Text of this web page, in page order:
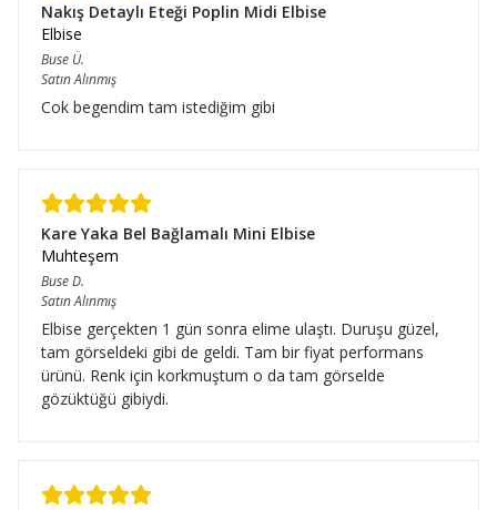
Nakış Detaylı Eteği Poplin Midi Elbise
Elbise
Buse Ü.
Satın Alınmış
Cok begendim tam istediğim gibi
Kare Yaka Bel Bağlamalı Mini Elbise
Muhteşem
BuseD.
Satın Alınmış
Elbise gerçekten 1 gün sonra elime ulaştı. Duruşu güzel,
tam görseldeki gibi de geldi. Tam bir fiyat performans
ürünü. Renk için korkmuştum o da tam görselde
gözüktüğü gibiydi.